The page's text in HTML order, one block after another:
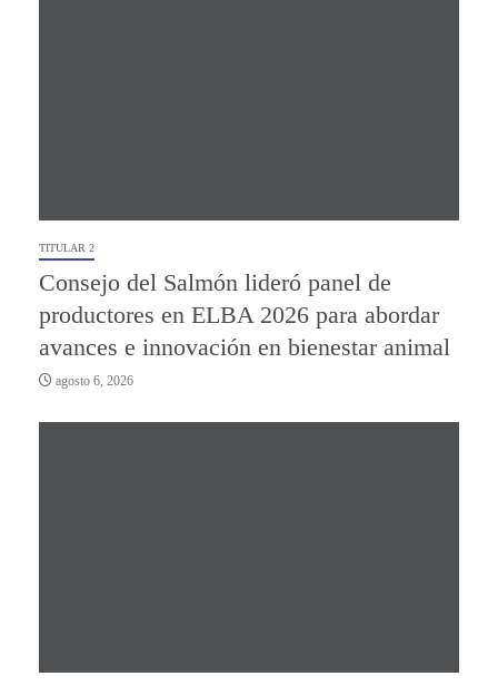
TITULAR 2
Consejo del Salmón lideró panel de
productores en ELBA 2026 para abordar
avances e innovación en bienestar animal
agosto 6, 2026